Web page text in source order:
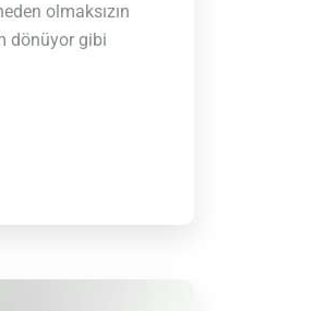
olmaksızın
dönüyor gibi